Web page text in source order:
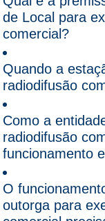
de Local para
comercial?
Quando a
radiodifusão
Como a
radiodifusão
funcionamento
O
outorga para